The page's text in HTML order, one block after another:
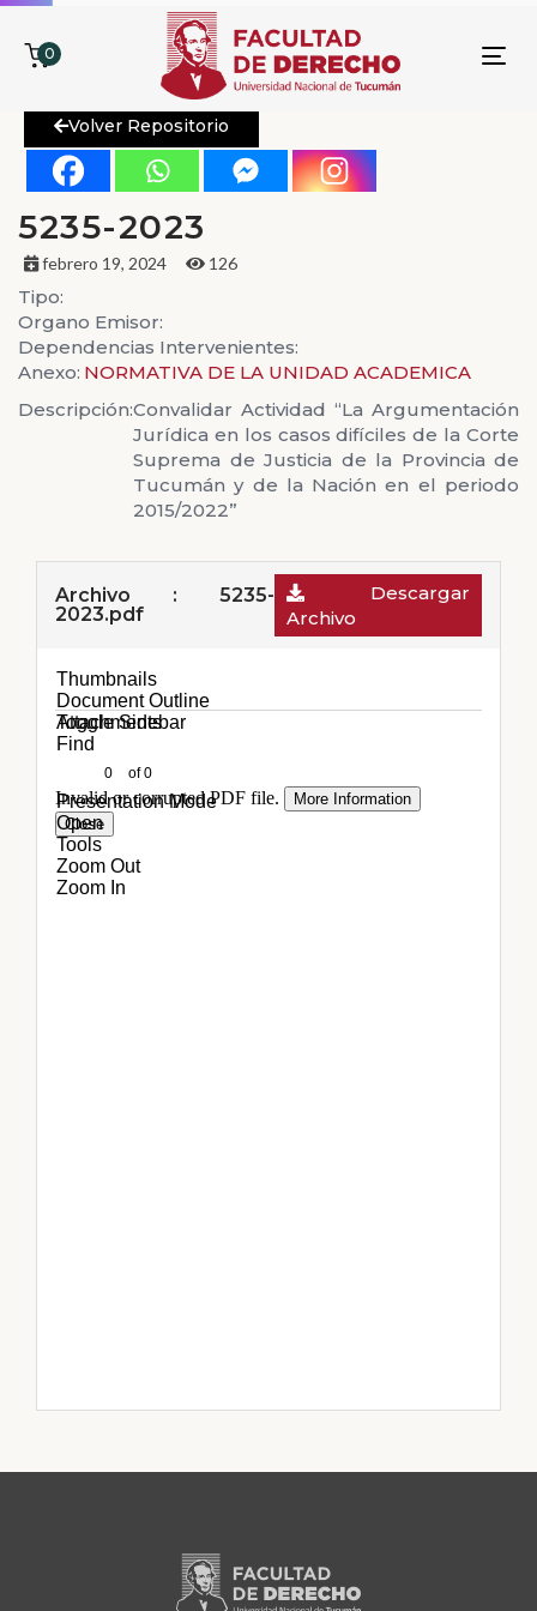
0
Volver Repositorio
5235-2023
febrero 19, 2024 126
Tipo:
Organo Emisor:
Dependencias Intervenientes:
Anexo: NORMATIVA DE LA UNIDAD ACADEMICA
Descripción:Convalidar Actividad “La Argumentación
Jurídica en los casos difíciles de la Corte
Suprema de Justicia de la Provincia de
Tucumán y de la Nación en el periodo
2015/2022”
Archivo : 5235-
2023.pdf
Descargar
Archivo